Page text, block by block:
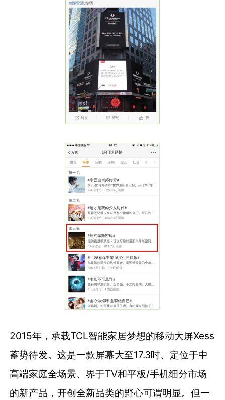
2015年，承载TCL智能家居梦想的移动大屏Xess
蓄势待发。这是一款屏幕大至17.3吋、定位于中
高端家庭全场景、界于TV和平板/手机细分市场
的新产品，开创全新品类的野心可谓明显。但一